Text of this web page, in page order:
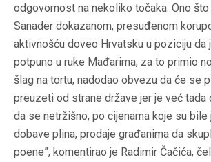
odgovornost na nekoliko točaka. Ono
Sanader dokazanom, presuđenom
aktivnošću doveo Hrvatsku u poziciju da
potpuno u ruke Mađarima, za to primio
šlag na tortu, nadodao obvezu da će se
preuzeti od strane države jer je već tada
da se netržišno, po cijenama koje su
dobave plina, prodaje građanima da
poene”, komentirao je Radimir Čačića,